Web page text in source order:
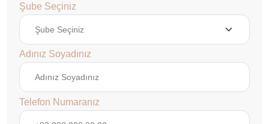
Şube Seçiniz
Adınız Soyadınız
Telefon Numaranız